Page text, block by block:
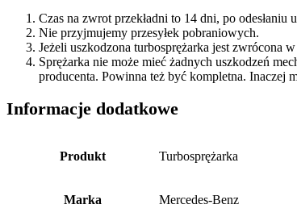
Czas na zwrot przekładni to 14 dni, po
Nie przyjmujemy przesyłek pobraniowych.
Jeżeli uszkodzona turbosprężarka jest zwrócona
Sprężarka nie może mieć żadnych uszkodzeń
producenta. Powinna też być kompletna. Inaczej
Informacje dodatkowe
Produkt Turbosprężarka
Marka Mercedes-Benz